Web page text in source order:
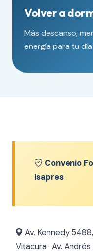
Volver a
Más descanso,
energía para tu día
Convenio
Isapres
Av. Kennedy
Vitacura · Av.